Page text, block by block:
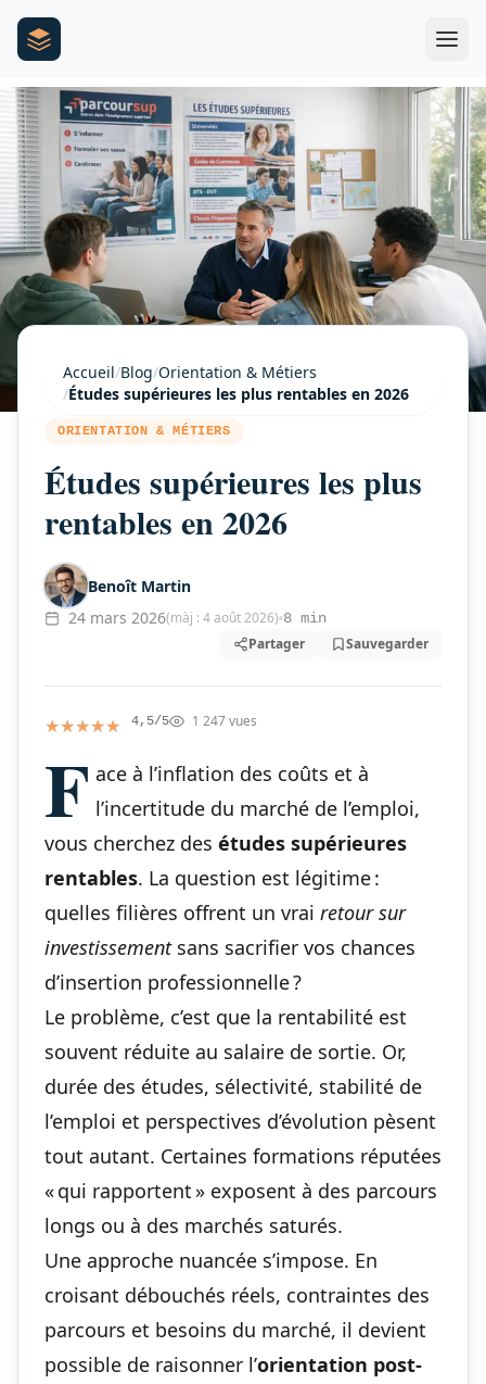
Accueil/Blog/Orientation & Métiers
/Études supérieures les plus rentables en 2026
ORIENTATION & MÉTIERS
Études supérieures les plus
rentables en 2026
Benoît Martin
24 mars 2026(màj : 4 août 2026) 8 min
Partager Sauvegarder
★★★★★
★★★★★ 4,5/5 1 247 vues
F ace à l’inflation des coûts et à
l’incertitude du marché de l’emploi,
vous cherchez des études supérieures
rentables. La question est légitime :
quelles filières offrent un vrai retour sur
investissementsans sacrifier vos chances
d’insertion professionnelle ?
Le problème, c’est que la rentabilité est
souvent réduite au salaire de sortie. Or,
durée des études, sélectivité, stabilité de
l’emploi et perspectives d’évolution pèsent
tout autant. Certaines formations réputées
« qui rapportent » exposent à des parcours
longs ou à des marchés saturés.
Une approche nuancée s’impose. En
croisant débouchés réels, contraintes des
parcours et besoins du marché, il devient
possible de raisonner l’orientation post-